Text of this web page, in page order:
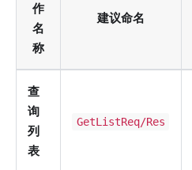
作
名
称
建议命名
查
询
列
表
GetListReq/Res